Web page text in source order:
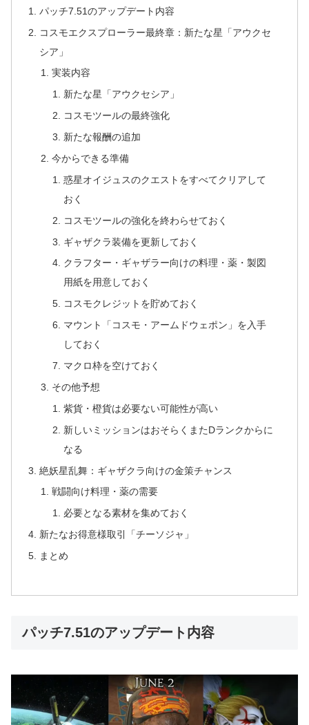
パッチ7.51のアップデート内容
コスモエクスプローラー最終章：新たな星「アウクセ
シア」
実装内容
新たな星「アウクセシア」
コスモツールの最終強化
新たな報酬の追加
今からできる準備
惑星オイジュスのクエストをすべてクリアして
おく
コスモツールの強化を終わらせておく
ギャザクラ装備を更新しておく
クラフター・ギャザラー向けの料理・薬・製図
用紙を用意しておく
コスモクレジットを貯めておく
マウント「コスモ・アームドウェポン」を入手
しておく
マクロ枠を空けておく
その他予想
紫貨・橙貨は必要ない可能性が高い
新しいミッションはおそらくまたDランクからに
なる
絶妖星乱舞：ギャザクラ向けの金策チャンス
戦闘向け料理・薬の需要
必要となる素材を集めておく
新たなお得意様取引「チーソジャ」
まとめ
パッチ7.51のアップデート内容